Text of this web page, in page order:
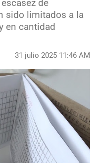
de
sido limitados a la
en cantidad
31 julio 2025 11:46 AM